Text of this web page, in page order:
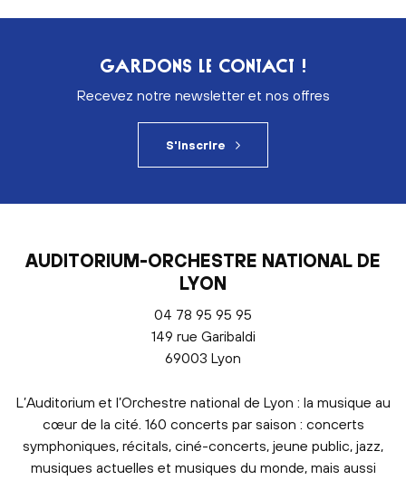
GARDONS LE CONTACT !
Recevez notre newsletter et nos offres
S'inscrire
AUDITORIUM-ORCHESTRE NATIONAL DE
LYON
04 78 95 95 95
149 rue Garibaldi
69003 Lyon
L’Auditorium et l’Orchestre national de Lyon : la musique au
cœur de la cité. 160 concerts par saison : concerts
symphoniques, récitals, ciné-concerts, jeune public, jazz,
musiques actuelles et musiques du monde, mais aussi